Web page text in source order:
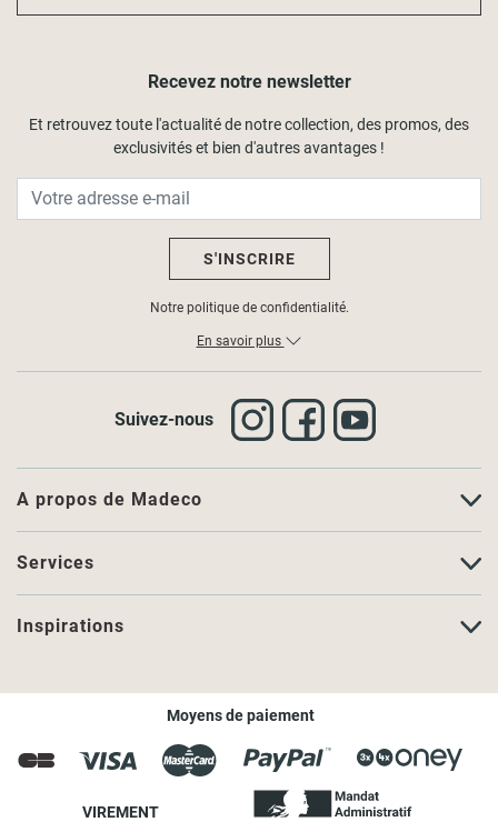
A propos de Madeco
Services
Inspirations
Recevez notre newsletter
Et retrouvez toute l'actualité de notre collection, des promos, des
exclusivités et bien d'autres avantages !
S'INSCRIRE
Notre politique de confidentialité.
En savoir plus
Suivez-nous
Moyens de paiement
VIREMENT